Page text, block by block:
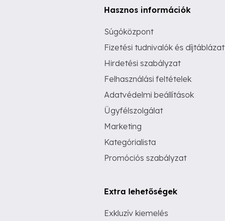
Hasznos információk
Súgóközpont
Fizetési tudnivalók és díjtáblázat
Hirdetési szabályzat
Felhasználási feltételek
Adatvédelmi beállítások
Ügyfélszolgálat
Marketing
Kategórialista
Promóciós szabályzat
Extra lehetőségek
Exkluzív kiemelés